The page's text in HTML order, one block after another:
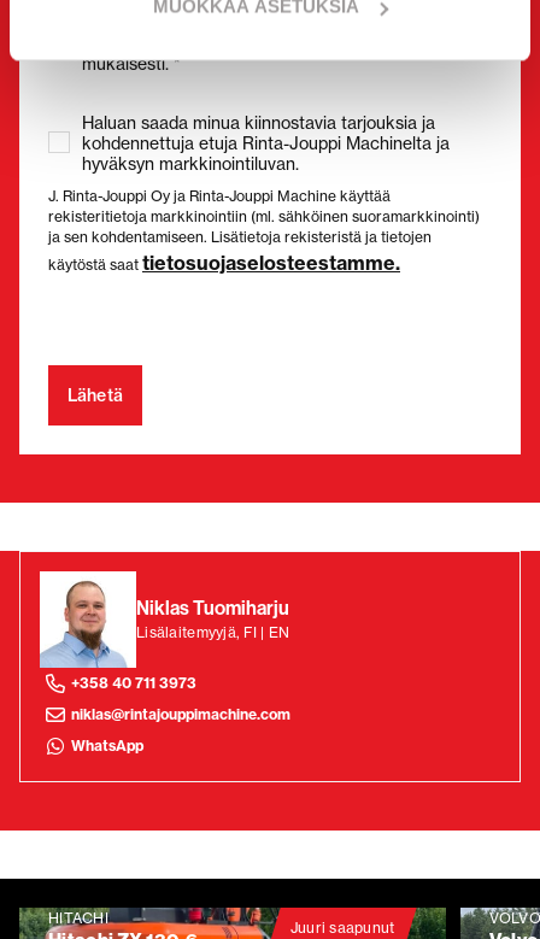
MUOKKAA ASETUKSIA
Olen tutustunut tietosuojaselosteeseen ja hyväksyn,
mukaisesti. *
Haluan saada minua kiinnostavia tarjouksia ja
kohdennettuja etuja Rinta-Jouppi Machinelta ja
hyväksyn markkinointiluvan.
J. Rinta-Jouppi Oy ja Rinta-Jouppi Machine käyttää
rekisteritietoja markkinointiin (ml. sähköinen suoramarkkinointi)
ja sen kohdentamiseen. Lisätietoja rekisteristä ja tietojen
käytöstä saat tietosuojaselosteestamme.
Niklas Tuomiharju
Lisälaitemyyjä, FI | EN
+358 40 711 3973
niklas@rintajouppimachine.com
WhatsApp
Juuri saapunut
HITACHI VOLVO